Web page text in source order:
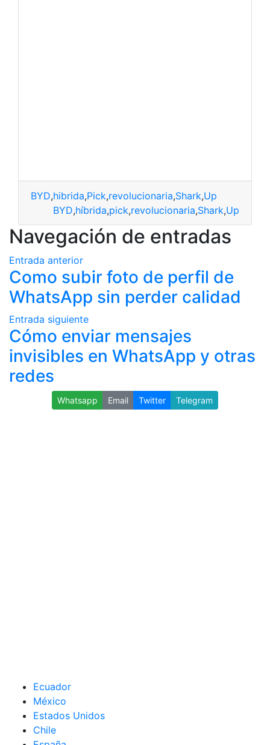
BYD,hibrida,Pick,revolucionaria,Shark,Up
BYD,híbrida,pick,revolucionaria,Shark,Up
Navegación de entradas
Entrada anterior
Como subir foto de perfil de
WhatsApp sin perder calidad
Entrada siguiente
Cómo enviar mensajes
invisibles en WhatsApp y otras
redes
Whatsapp Email Twitter Telegram
Ecuador
México
Estados Unidos
Chile